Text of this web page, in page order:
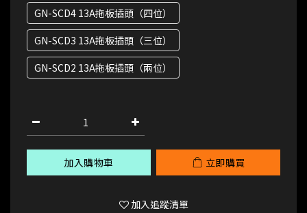
GN-SCD4 13A拖板插頭（四位）
GN-SCD3 13A拖板插頭（三位）
GN-SCD2 13A拖板插頭（兩位）
加入購物車 立即購買
加入追蹤清單